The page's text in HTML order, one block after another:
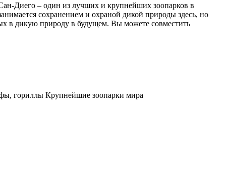
Диего – один из лучших и крупнейших зоопарков в
сохранением и охраной дикой природы здесь, но
в дикую природу в будущем. Вы можете совместить
гориллы Крупнейшие зоопарки мира